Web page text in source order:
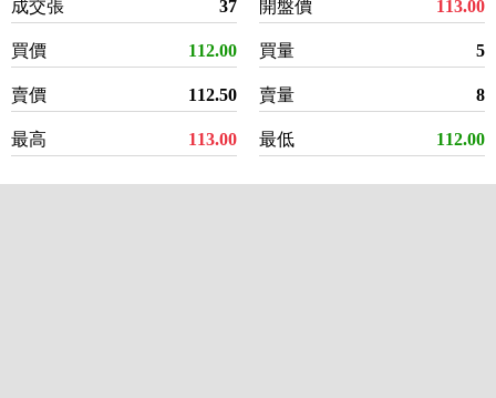
成交張 37
買價 112.00
賣價 112.50
最高 113.00
開盤價 113.00
買量 5
賣量 8
最低 112.00